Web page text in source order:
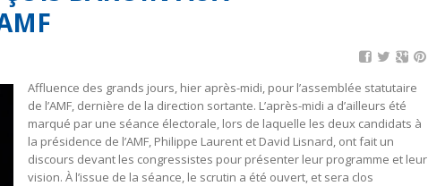
Affluence des grands jours, hier après-midi, pour l’assemblée statutaire
de l’AMF, dernière de la direction sortante. L’après-midi a d’ailleurs été
marqué par une séance électorale, lors de laquelle les deux candidats à
la présidence de l’AMF, Philippe Laurent et David Lisnard, ont fait un
discours devant les congressistes pour présenter leur programme et leur
vision. À l’issue de la séance, le scrutin a été ouvert, et sera clos